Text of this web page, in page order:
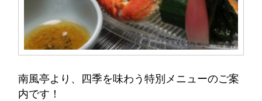
南風亭より、四季を味わう特別メニューのご案
内です！